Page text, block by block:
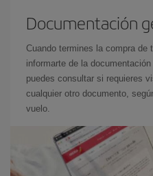
Documentación
Cuando termines la compra de
informarte de la
puedes consultar si requieres
cualquier otro documento,
vuelo.